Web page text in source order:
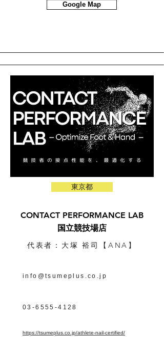
Google Map
東京都
CONTACT PERFORMANCE LAB
国立競技場店
代表者：大塚 裕司 【ANA】
info@tsumeplus.co.jp
03-6555-4128
https://tsumeplus.co.jp/athlete-nail-certified/